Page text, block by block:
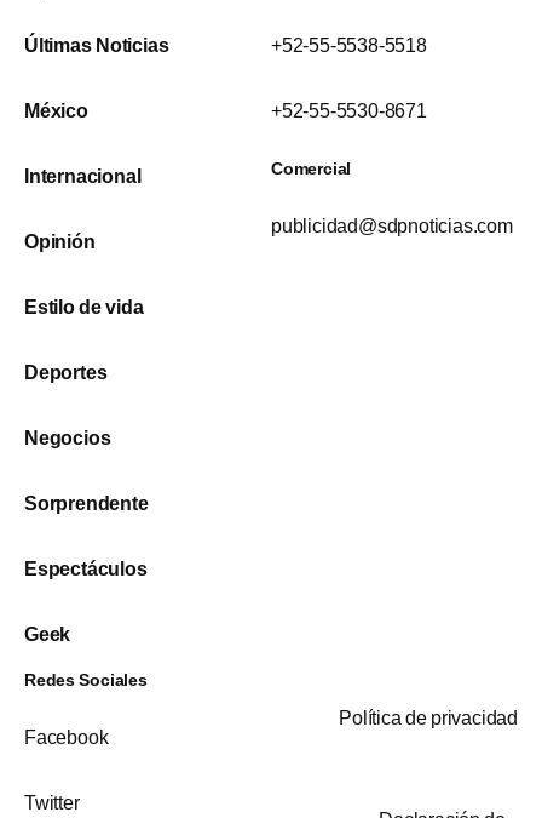
Últimas Noticias
México
Internacional
Opinión
Estilo de vida
Deportes
Negocios
Sorprendente
Espectáculos
Geek
+52-55-5538-5518
+52-55-5530-8671
Comercial
publicidad@sdpnoticias.com
Redes Sociales
Facebook
Twitter
Política de privacidad